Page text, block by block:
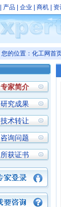
产品 企业 商机 资
您的位置： 化工网首
专家简介
研究成果
技术转让
咨询问题
所获证书